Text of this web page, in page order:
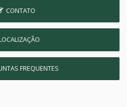
CONTATO
FREQUENTES